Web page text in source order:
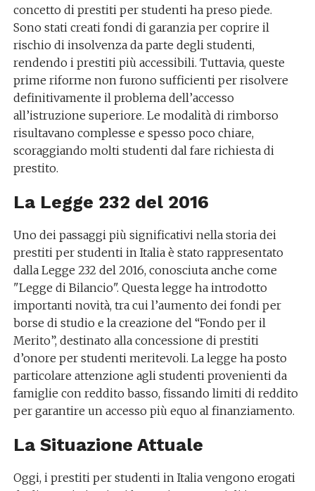
concetto di prestiti per studenti ha preso piede.
Sono stati creati fondi di garanzia per coprire il
rischio di insolvenza da parte degli studenti,
rendendo i prestiti più accessibili. Tuttavia, queste
prime riforme non furono sufficienti per risolvere
definitivamente il problema dell’accesso
all’istruzione superiore. Le modalità di rimborso
risultavano complesse e spesso poco chiare,
scoraggiando molti studenti dal fare richiesta di
prestito.
La Legge 232 del 2016
Uno dei passaggi più significativi nella storia dei
prestiti per studenti in Italia è stato rappresentato
dalla Legge 232 del 2016, conosciuta anche come
"Legge di Bilancio". Questa legge ha introdotto
importanti novità, tra cui l’aumento dei fondi per
borse di studio e la creazione del “Fondo per il
Merito”, destinato alla concessione di prestiti
d’onore per studenti meritevoli. La legge ha posto
particolare attenzione agli studenti provenienti da
famiglie con reddito basso, fissando limiti di reddito
per garantire un accesso più equo al finanziamento.
La Situazione Attuale
Oggi, i prestiti per studenti in Italia vengono erogati